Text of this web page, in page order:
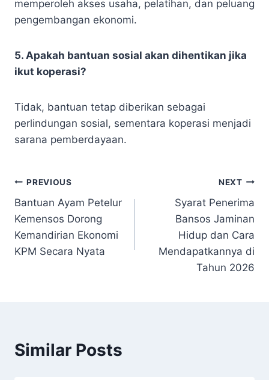
memperoleh akses usaha, pelatihan, dan peluang
pengembangan ekonomi.
5. Apakah bantuan sosial akan dihentikan jika
ikut koperasi?
Tidak, bantuan tetap diberikan sebagai
perlindungan sosial, sementara koperasi menjadi
sarana pemberdayaan.
Navigasi
pos
PREVIOUS
Bantuan Ayam Petelur
Kemensos Dorong
Kemandirian Ekonomi
KPM Secara Nyata
NEXT
Syarat Penerima
Bansos Jaminan
Hidup dan Cara
Mendapatkannya di
Tahun 2026
Similar Posts